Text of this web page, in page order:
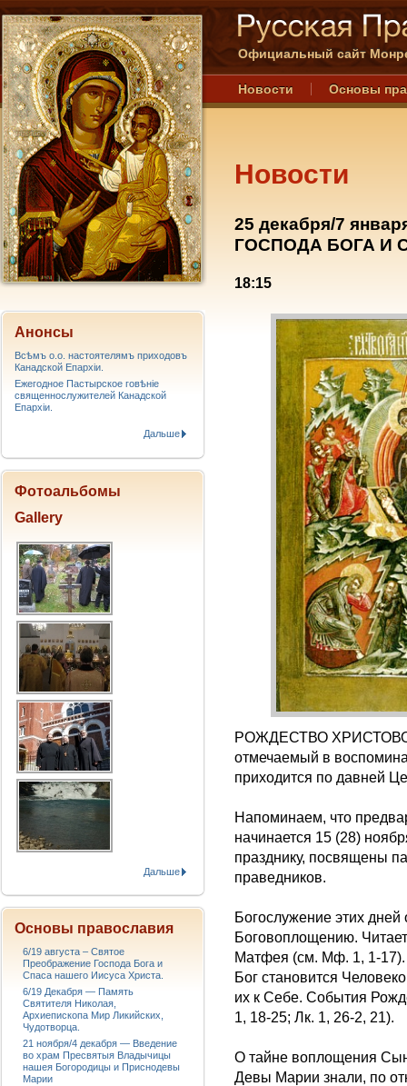
Официальный сайт
Новости Основы
Новости
25 декабря/7
ГОСПОДА БОГА И
18:15
РОЖДЕСТВО
отмечаемый в
приходится по давней
Напоминаем, что
начинается 15 (28)
празднику, посвящены
праведников.
Богослужение этих дней
Боговоплощению.
Матфея (см. Мф. 1, 1-17).
Бог становится
их к Себе. События
1, 18-25; Лк. 1, 26-2, 21).
О тайне воплощения
Девы Марии знали, по
Анонсы
Всѣмъ о.о. настоятелямъ приходовъ
Канадской Епархiи.
Ежегодное Пастырское говѣніе
священнослужителей Канадской
Епархіи.
Дальше
Фотоальбомы
Gallery
Дальше
Основы православия
6/19 августа – Святое
Преображение Господа Бога и
Спаса нашего Иисуса Христа.
6/19 Декабря — Память
Святителя Николая,
Архиепископа Мир Ликийских,
Чудотворца.
21 ноября/4 декабря — Введение
во храм Пресвятыя Владычицы
нашея Богородицы и Приснодевы
Марии